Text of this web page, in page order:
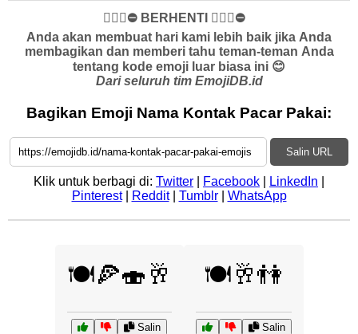
✋🏻🛑⛔️ BERHENTI ✋🏻🛑⛔️
Anda akan membuat hari kami lebih baik jika Anda
membagikan dan memberi tahu teman-teman Anda
tentang kode emoji luar biasa ini 😊
Dari seluruh tim EmojiDB.id
Bagikan Emoji Nama Kontak Pacar Pakai:
Salin URL
Klik untuk berbagi di: Twitter Facebook LinkedIn
Pinterest| Reddit| Tumblr| WhatsApp
🍽️🍕🍣🥂
Salin
🍽️🥂👫
Salin